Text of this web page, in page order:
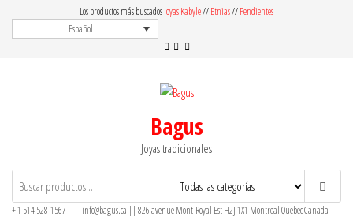
Los productos más buscadosJoyas Kabyle//Etnias//Pendientes
Español
Bagus
Joyas tradicionales
+ 1 514 528-1567 || info@bagus.ca || 826avenue Mont-Royal Est H2J 1X1 MontrealQuebecCanada